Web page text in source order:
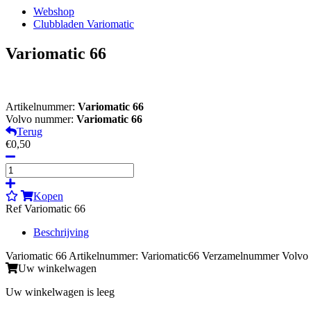
Webshop
Clubbladen Variomatic
Variomatic 66
Artikelnummer: Variomatic 66
Volvo nummer: Variomatic 66
Terug
€0,50
Kopen
Ref Variomatic 66
Beschrijving
Variomatic 66 Artikelnummer: Variomatic66 Verzamelnummer Volvo
Uw winkelwagen
Uw winkelwagen is leeg